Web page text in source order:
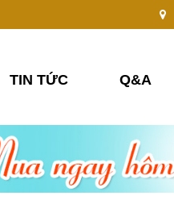
TIN TỨC Q&A